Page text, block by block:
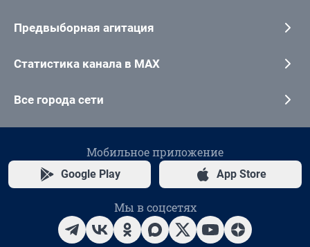
Предвыборная агитация
Статистика канала в MAX
Все города сети
Мобильное приложение
Google Play App Store
Мы в соцсетях